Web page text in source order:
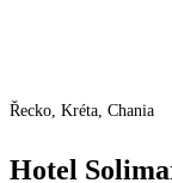
Řecko, Kréta, Chania
Hotel